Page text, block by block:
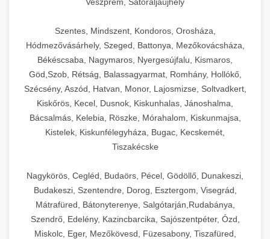
Szentes, Mindszent, Kondoros, Orosháza,
Hódmezővásárhely, Szeged, Battonya, Mezőkovácsháza,
Békéscsaba, Nagymaros, Nyergesújfalu, Kismaros,
Göd,Szob, Rétság, Balassagyarmat, Romhány, Hollókő,
Szécsény, Aszód, Hatvan, Monor, Lajosmizse, Soltvadkert,
Kiskőrös, Kecel, Dusnok, Kiskunhalas, Jánoshalma,
Bácsalmás, Kelebia, Röszke, Mórahalom, Kiskunmajsa,
Kistelek, Kiskunfélegyháza, Bugac, Kecskemét,
Tiszakécske
Nagykörös, Cegléd, Budaörs, Pécel, Gödöllő, Dunakeszi,
Budakeszi, Szentendre, Dorog, Esztergom, Visegrád,
Mátrafüred, Bátonyterenye, Salgótarján,Rudabánya,
Szendrő, Edelény, Kazincbarcika, Sajószentpéter, Ózd,
Miskolc, Eger, Mezőkövesd, Füzesabony, Tiszafüred,